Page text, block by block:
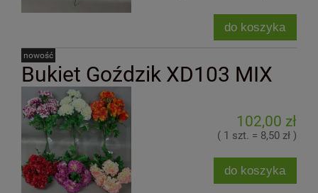
do koszyka
Bukiet Goździk XD103 MIX
102,00 zł
( 1 szt. = 8,50 zł )
do koszyka
nowość